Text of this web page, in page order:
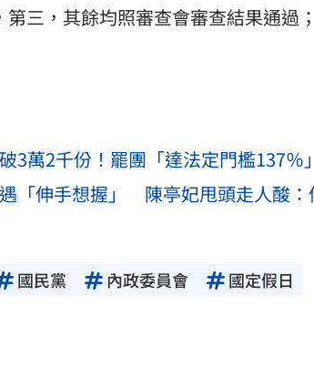
第三，其餘均照審查會審查結果通過
3萬2千份！罷團「達法定門檻137％
「伸手想握」 陳亭妃甩頭走人酸：
國民黨 內政委員會 國定假日